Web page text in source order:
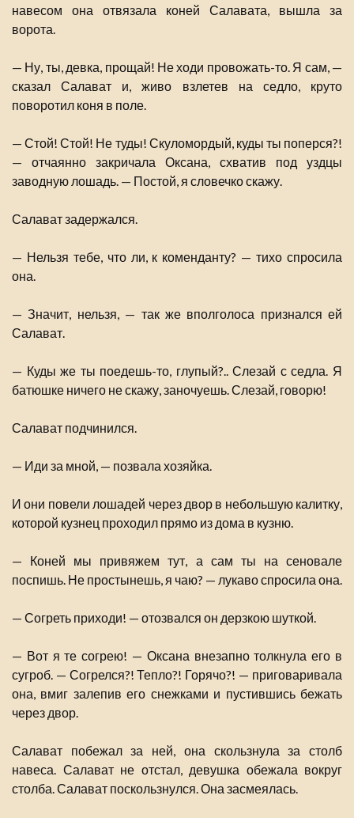
навесом она отвязала коней Салавата, вышла за
ворота.
— Ну, ты, девка, прощай! Не ходи провожать-то. Я сам, —
сказал Салават и, живо взлетев на седло, круто
поворотил коня в поле.
— Стой! Стой! Не туды! Скуломордый, куды ты поперся?!
— отчаянно закричала Оксана, схватив под уздцы
заводную лошадь. — Постой, я словечко скажу.
Салават задержался.
— Нельзя тебе, что ли, к коменданту? — тихо спросила
она.
— Значит, нельзя, — так же вполголоса признался ей
Салават.
— Куды же ты поедешь-то, глупый?.. Слезай с седла. Я
батюшке ничего не скажу, заночуешь. Слезай, говорю!
Салават подчинился.
— Иди за мной, — позвала хозяйка.
И они повели лошадей через двор в небольшую калитку,
которой кузнец проходил прямо из дома в кузню.
— Коней мы привяжем тут, а сам ты на сеновале
поспишь. Не простынешь, я чаю? — лукаво спросила она.
— Согреть приходи! — отозвался он дерзкою шуткой.
— Вот я те согрею! — Оксана внезапно толкнула его в
сугроб. — Согрелся?! Тепло?! Горячо?! — приговаривала
она, вмиг залепив его снежками и пустившись бежать
через двор.
Салават побежал за ней, она скользнула за столб
навеса. Салават не отстал, девушка обежала вокруг
столба. Салават поскользнулся. Она засмеялась.